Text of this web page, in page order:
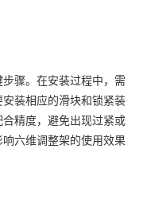
骤。在安装过程中，需
装相应的滑块和锁紧装
精度，避免出现过紧或
六维调整架的使用效果